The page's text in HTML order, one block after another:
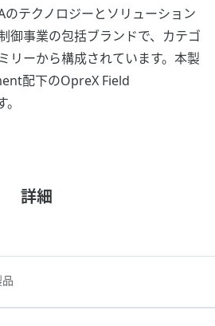
のテクノロジーとソリューション
御事業の包括ブランドで、カテゴ
リーから構成されています。本製
配下のOpreX Field
詳細